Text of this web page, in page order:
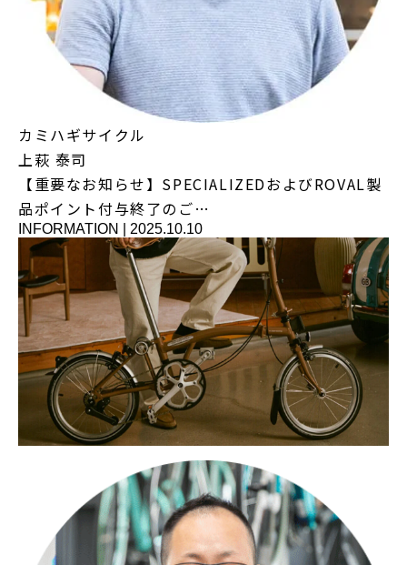
カミハギサイクル
上萩 泰司
【重要なお知らせ】SPECIALIZEDおよびROVAL製
品ポイント付与終了のご…
INFORMATION 2025.10.10